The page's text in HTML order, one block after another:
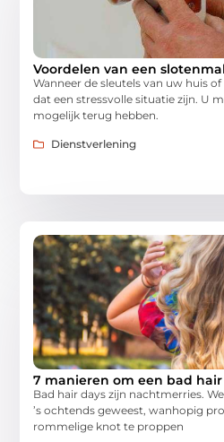
Voordelen van een
Wanneer de sleutels van uw huis
dat een stressvolle situatie zijn. U
mogelijk terug hebben.
Dienstverlening
7 manieren om een bad
Bad hair days zijn nachtmerries.
’s ochtends geweest, wanhopig
rommelige knot te proppen